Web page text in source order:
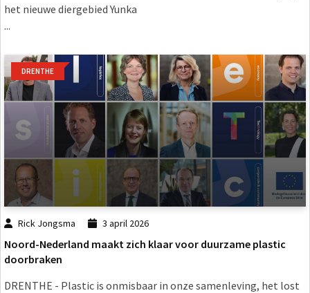
het nieuwe diergebied Yunka
...
DRENTHE
Rick Jongsma 3 april 2026
Noord-Nederland maakt zich klaar voor duurzame plastic
doorbraken
DRENTHE - Plastic is onmisbaar in onze samenleving, het lost